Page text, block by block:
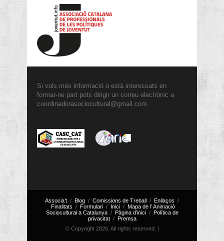
Si vols més informació o està interessats en
formar-ne part pots dirigir un correu electrònic a
coordinadorasociocultural@gmail.com
Associa’t Blog Comissions de Treball
Enllaços
Finalitats
Formulari Inici
Mapa de l’ Animació
Sociocultural a Catalunya
Pàgina d’inici
Política de
privacitat
Premsa
© Copyright 2026. All rights reserved. |